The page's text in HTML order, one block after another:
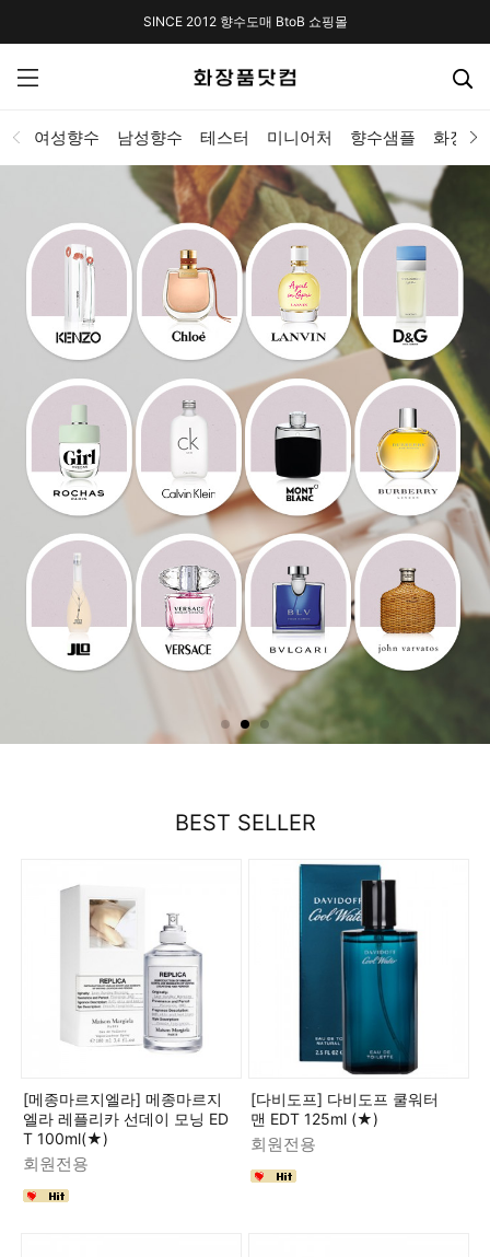
SINCE 2012 향수도매 BtoB 쇼핑몰
여성향수 남성향수 테스터 미니어처 향수샘플 화장품
BEST SELLER
[메종마르지엘라] 메종마르지
엘라 레플리카 선데이 모닝 ED
T 100ml(★)
회원전용
[다비도프] 다비도프 쿨워터
맨 EDT 125ml (★)
회원전용